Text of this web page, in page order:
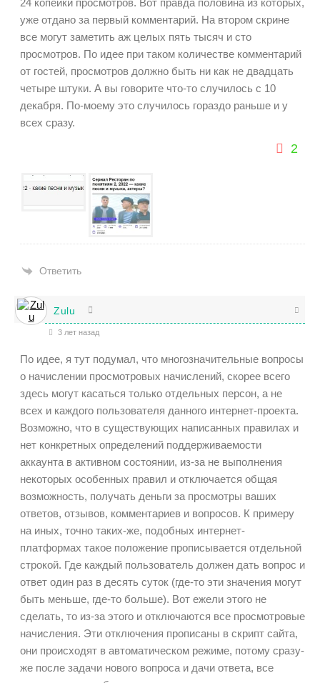
24 копейки просмотров. Вот правда половина из которых,
уже отдано за первый комментарий. На втором скрине
все могут заметить аж целых пять тысяч и сто
просмотров. По идее при таком количестве комментарий
от гостей, просмотров должно быть ни как не двадцать
четыре штуки. А вы говорите что-то случилось с 10
декабря. По-моему это случилось гораздо раньше и у
всех сразу.
2
Ответить
Zulu
3 лет назад
По идее, я тут подумал, что многозначительные вопросы
о начислении просмотровых начислений, скорее всего
здесь могут касаться только отдельных персон, а не
всех и каждого пользователя данного интернет-проекта.
Возможно, что в существующих написанных правилах и
нет конкретных определений поддерживаемости
аккаунта в активном состоянии, из-за не выполнения
некоторых особенных правил и отключается общая
возможность, получать деньги за просмотры ваших
ответов, отзывов, комментариев и вопросов. К примеру
на иных, точно таких-же, подобных интернет-
платформах такое положение прописывается отдельной
строкой. Где каждый пользователь должен дать вопрос и
ответ один раз в десять суток (где-то эти значения могут
быть меньше, где-то больше). Вот ежели этого не
сделать, то из-за этого и отключаются все просмотровые
начисления. Эти отключения прописаны в скрипт сайта,
они происходят в автоматическом режиме, потому сразу-
же после задачи нового вопроса и дачи ответа, все